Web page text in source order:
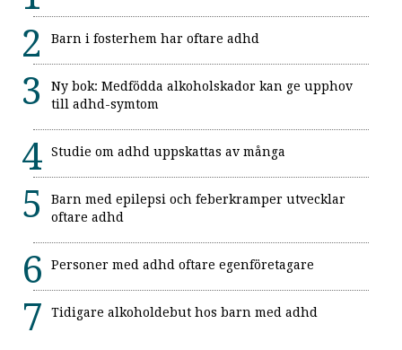
Barn i fosterhem har oftare adhd
Ny bok: Medfödda alkoholskador kan ge upphov
till adhd-symtom
Studie om adhd uppskattas av många
Barn med epilepsi och feberkramper utvecklar
oftare adhd
Personer med adhd oftare egenföretagare
Tidigare alkoholdebut hos barn med adhd